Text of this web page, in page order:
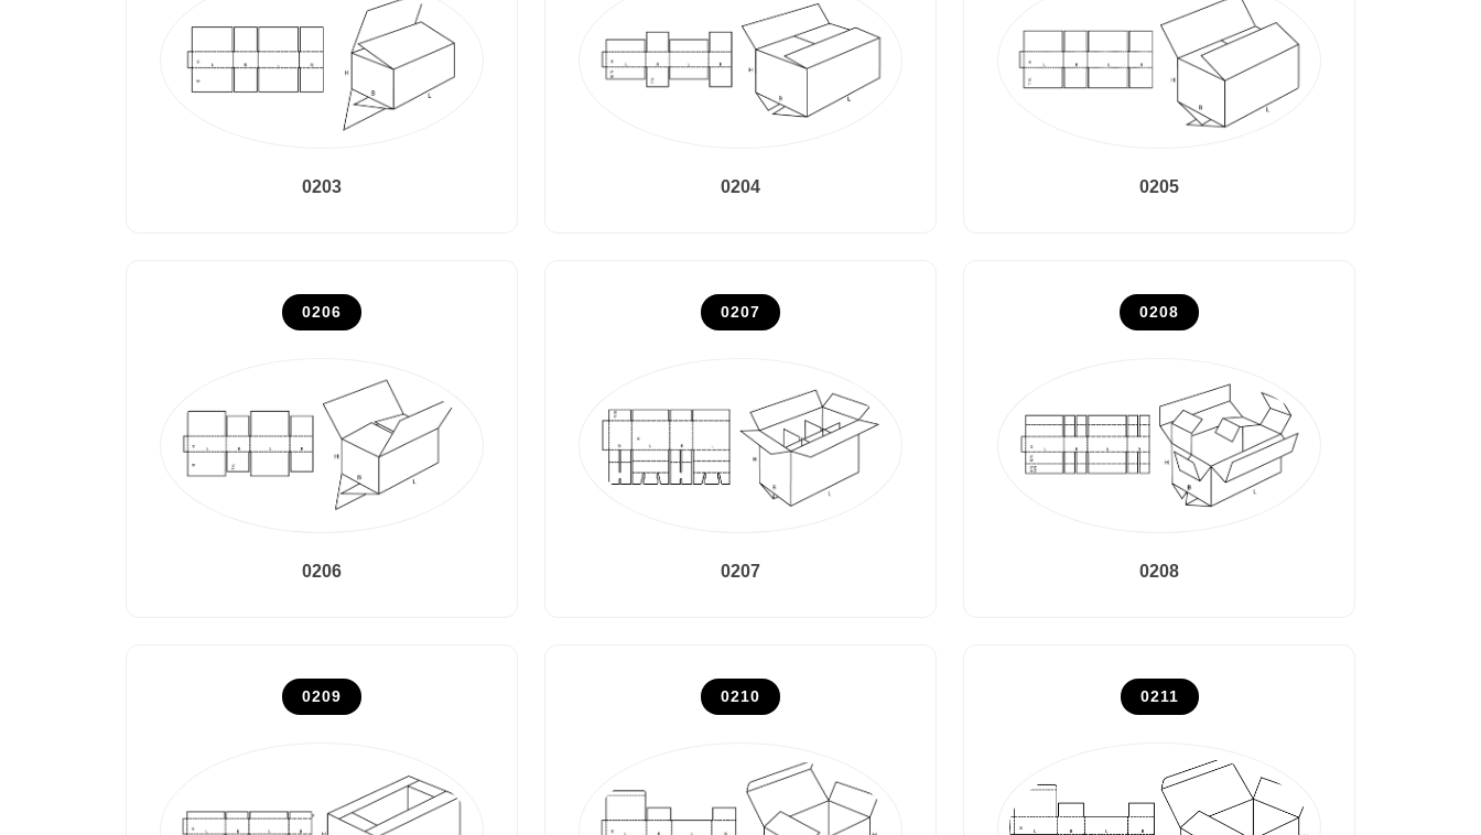
0203 0204 0205
0206
0206
0207
0207
0208
0208
0209 0210 0211